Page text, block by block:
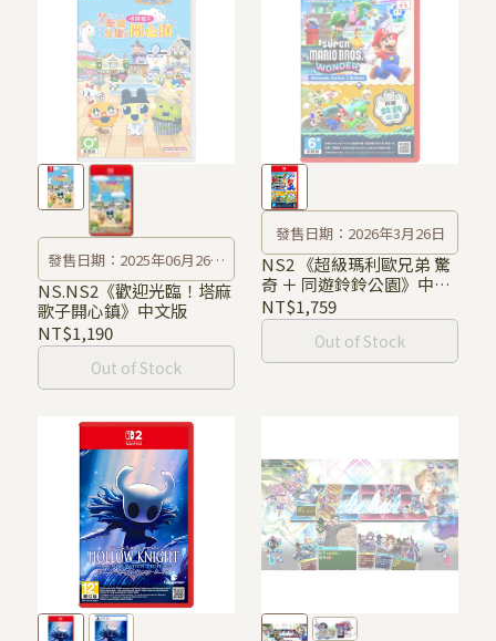
發售日期：2025年06月26日
(NS版)/2025年07月10日
(NS2版)
NS.NS2《歡迎光臨！塔麻
歌子開心鎮》中文版
NT$1,190
Out of Stock
發售日期：2026年3月26日
NS2 《超級瑪利歐兄弟 驚
奇 ＋ 同遊鈴鈴公園》中文
版
NT$1,759
Out of Stock